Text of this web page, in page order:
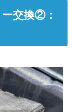
交換②：